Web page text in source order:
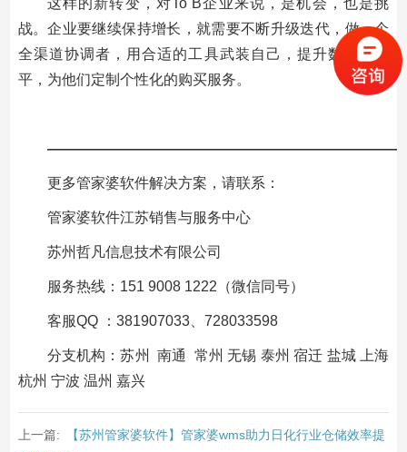
这样的新转变，对To B企业来说，是机会，也是挑
战。企业要继续保持增长，就需要不断升级迭代，做一个
全渠道协调者，用合适的工具武装自己，提升数字化水
平，为他们定制个性化的购买服务。
更多管家婆软件解决方案，请联系：
管家婆软件江苏销售与服务中心
苏州哲凡信息技术有限公司
服务热线：151 9008 1222（微信同号）
客服QQ ：381907033、728033598
分支机构：苏州 南通 常州 无锡 泰州 宿迁 盐城 上海
杭州 宁波 温州 嘉兴
上一篇:
【苏州管家婆软件】管家婆wms助力日化行业仓储效率提